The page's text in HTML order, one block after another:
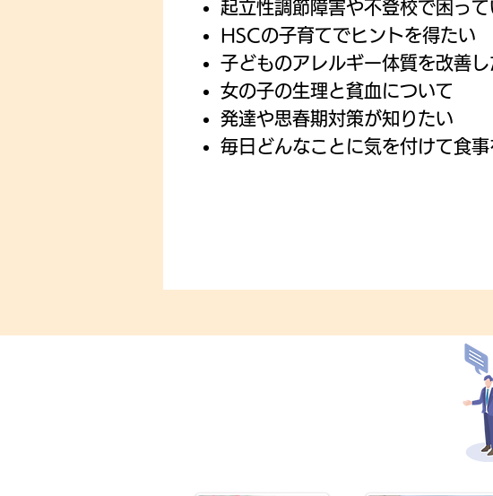
起立性調節障害や不登校で困って
HSCの子育てでヒントを得たい
子どものアレルギー体質を改善し
女の子の生理と貧血について
発達や思春期対策が知りたい
毎日どんなことに気を付けて食